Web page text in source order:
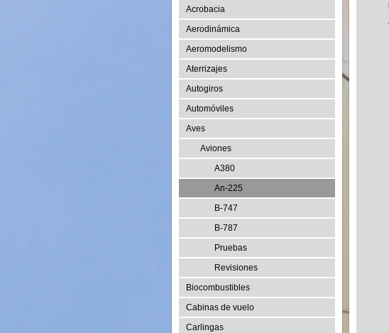
Acrobacia
Aerodinámica
Aeromodelismo
Aterrizajes
Autogiros
Automóviles
Aves
Aviones
A380
An-225
B-747
B-787
Pruebas
Revisiones
Biocombustibles
Cabinas de vuelo
Carlingas